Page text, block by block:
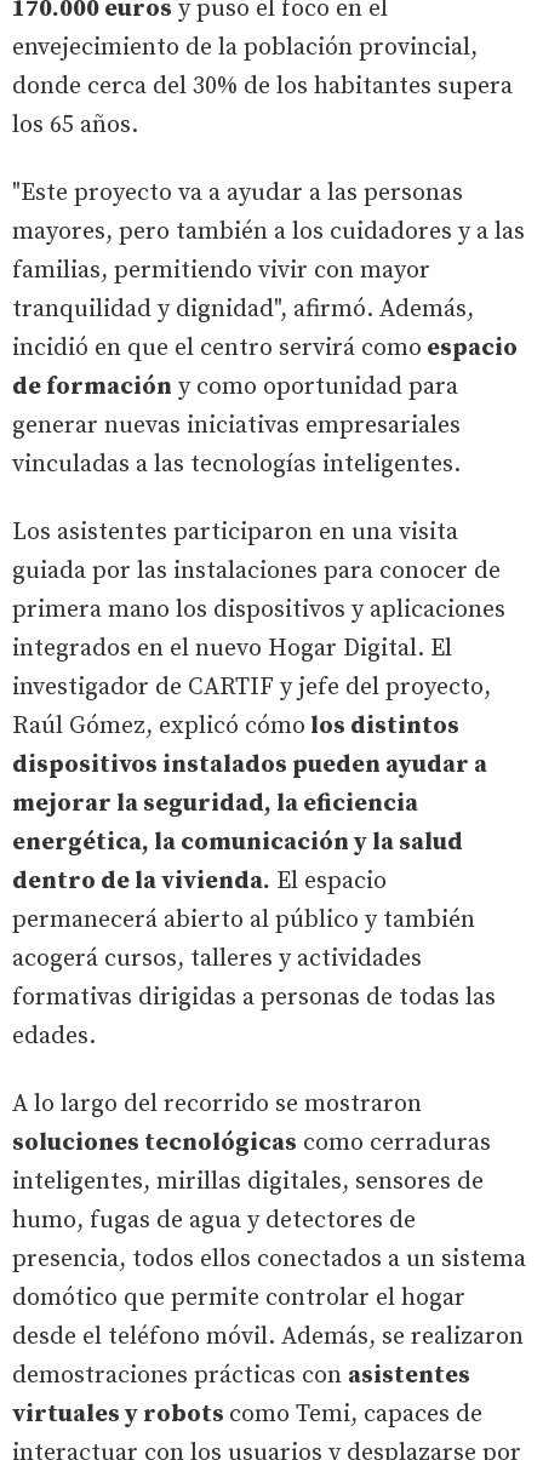
170.000 euros y puso el foco en el
envejecimiento de la población provincial,
donde cerca del 30% de los habitantes supera
los 65 años.
"Este proyecto va a ayudar a las personas
mayores, pero también a los cuidadores y a las
familias, permitiendo vivir con mayor
tranquilidad y dignidad", afirmó. Además,
incidió en que el centro servirá como espacio
de formación y como oportunidad para
generar nuevas iniciativas empresariales
vinculadas a las tecnologías inteligentes.
Los asistentes participaron en una visita
guiada por las instalaciones para conocer de
primera mano los dispositivos y aplicaciones
integrados en el nuevo Hogar Digital. El
investigador de CARTIF y jefe del proyecto,
Raúl Gómez, explicó cómo los distintos
dispositivos instalados pueden ayudar a
mejorar la seguridad, la eficiencia
energética, la comunicación y la salud
dentro de la vivienda. El espacio
permanecerá abierto al público y también
acogerá cursos, talleres y actividades
formativas dirigidas a personas de todas las
edades.
A lo largo del recorrido se mostraron
soluciones tecnológicas como cerraduras
inteligentes, mirillas digitales, sensores de
humo, fugas de agua y detectores de
presencia, todos ellos conectados a un sistema
domótico que permite controlar el hogar
desde el teléfono móvil. Además, se realizaron
demostraciones prácticas con asistentes
virtuales y robots como Temi, capaces de
interactuar con los usuarios y desplazarse por